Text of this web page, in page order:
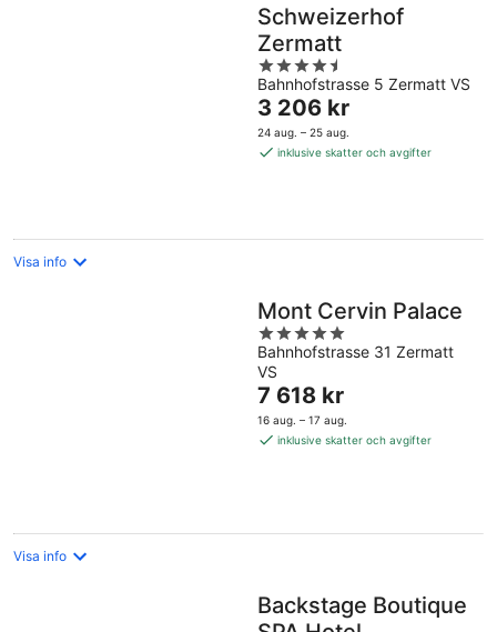
Schweizerhof
Zermatt
4.5
out
of
5
Bahnhofstrasse 5 Zermatt VS
Priset
är
3 206 kr
3 206 kr
24 aug. – 25 aug.
inklusive skatter och avgifter
Visa info
Mont Cervin Palace
5
out
of
5
Bahnhofstrasse 31 Zermatt
VS
Priset
är
7 618 kr
7 618 kr
16 aug. – 17 aug.
inklusive skatter och avgifter
Visa info
Backstage Boutique